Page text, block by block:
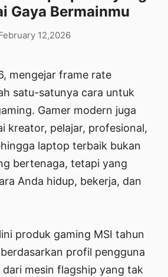
Gaya Bermainmu
12,2026
mengejar frame rate
satu-satunya cara untuk
Gamer modern juga
kreator, pelajar, profesional,
laptop terbaik bukan
bertenaga, tetapi yang
Anda hidup, bekerja, dan
produk gaming MSI tahun
profil pengguna
dari mesin flagship yang tak